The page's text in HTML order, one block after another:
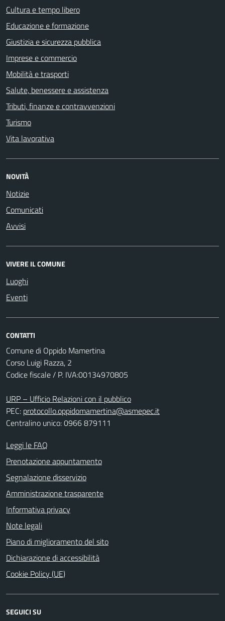
Cultura e tempo libero
Educazione e formazione
Giustizia e sicurezza pubblica
Imprese e commercio
Mobilità e trasporti
Salute, benessere e assistenza
Tributi, finanze e contravvenzioni
Turismo
Vita lavorativa
NOVITÀ
Notizie
Comunicati
Avvisi
VIVERE IL COMUNE
Luoghi
Eventi
CONTATTI
Comune di Oppido Mamertina
Corso Luigi Razza, 2
Codice fiscale / P. IVA:00134970805
URP – Ufficio Relazioni con il pubblico
PEC: protocollo.oppidomamertina@asmepec.it
Centralino unico: 0966 879111
Leggi le FAQ
Prenotazione appuntamento
Segnalazione disservizio
Amministrazione trasparente
Informativa privacy
Note legali
Piano di miglioramento del sito
Dichiarazione di accessibilità
Cookie Policy (UE)
SEGUICI SU